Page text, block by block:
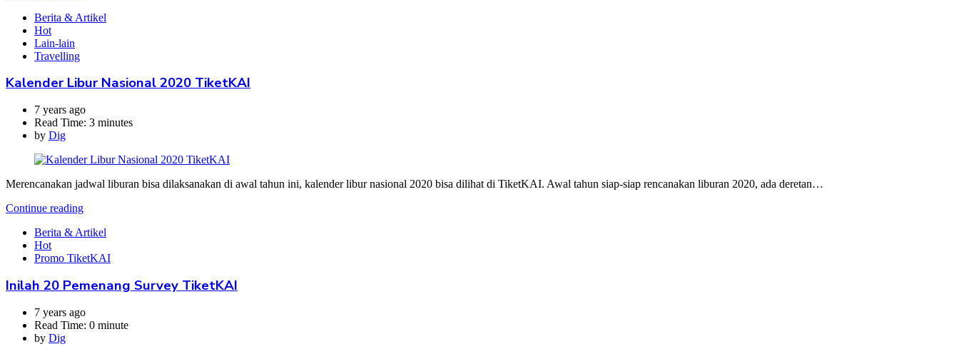
Berita & Artikel
Hot
Lain-lain
Travelling
Kalender Libur Nasional 2020 TiketKAI
7 years ago
Read Time: 3 minutes
by Dig
Merencanakan jadwal liburan bisa dilaksanakan di awal tahun ini, kalender libur nasional 2020 bisa dilihat di TiketKAI. Awal tahun siap-siap rencanakan liburan 2020, ada deretan…
Continue reading
Berita & Artikel
Hot
Promo TiketKAI
Inilah 20 Pemenang Survey TiketKAI
7 years ago
Read Time: 0 minute
by Dig